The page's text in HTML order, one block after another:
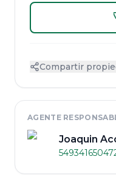
Compartir
AGENTE
Joaquin